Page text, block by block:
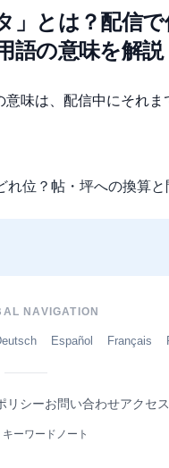
」とは？配信
語の意味を解説
意味は、配信中にそれ
れ位？帖・坪への換算
NAVIGATION
Español Français
リシーお問い合わせアクセ
ーワードノート